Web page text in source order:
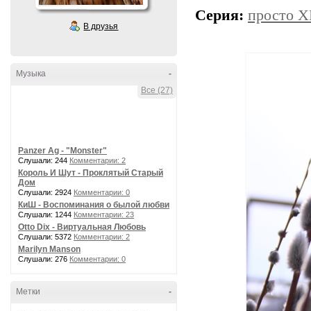
В друзья
-
Музыка
Все (27)
Panzer Ag - "Monster"
Слушали: 244 Комментарии: 2
Король И Шут - Проклятый Старый
Дом
Слушали: 2924 Комментарии: 0
КиШ - Воспоминания о былой любви
Слушали: 1244 Комментарии: 23
Otto Dix - Виртуальная Любовь
Слушали: 5372 Комментарии: 2
Marilyn Manson
Слушали: 276 Комментарии: 0
-
Метки
Серия: просто